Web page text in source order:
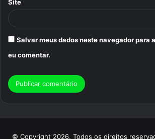
Site
Salvar meus dados neste navegador para
eu comentar.
© Copyright 2026, Todos os direitos